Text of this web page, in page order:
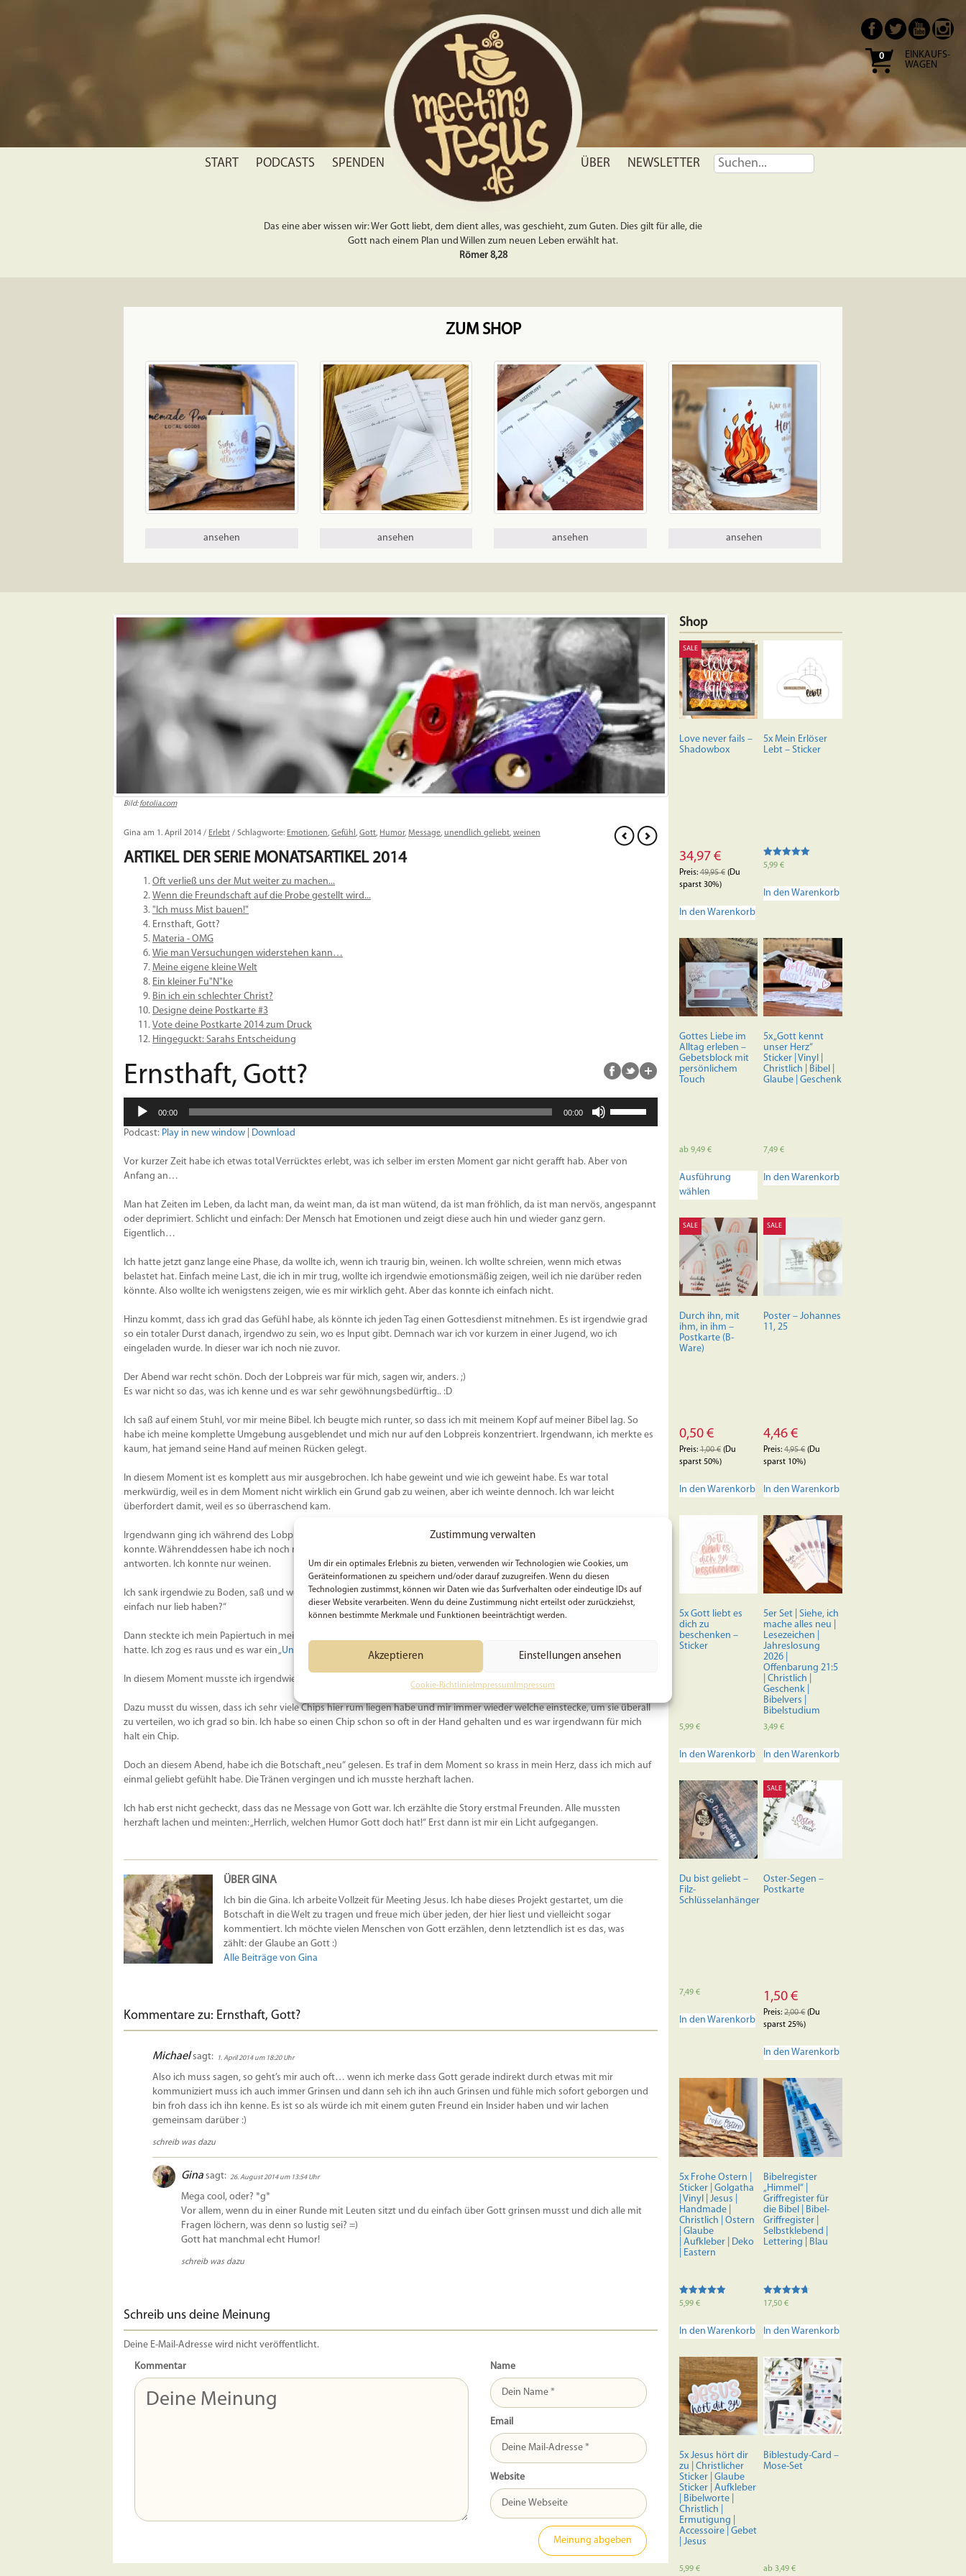
Zustimmung verwalten
Um dir ein optimales Erlebnis zu bieten, verwenden wir Technologien wie Cookies, um
Geräteinformationen zu speichern und/oder darauf zuzugreifen. Wenn du diesen
Technologien zustimmst, können wir Daten wie das Surfverhalten oder eindeutige IDs auf
dieser Website verarbeiten. Wenn du deine Zustimmung nicht erteilst oder zurückziehst,
können bestimmte Merkmale und Funktionen beeinträchtigt werden.
Akzeptieren Einstellungen ansehen
Cookie-Richtlinie Impressum Impressum
0
EINKAUFS-
WAGEN
START PODCASTS SPENDEN ÜBER NEWSLETTER
Das eine aber wissen wir: Wer Gott liebt, dem dient alles, was geschieht, zum Guten. Dies gilt für alle, die
Gott nach einem Plan und Willen zum neuen Leben erwählt hat.
Römer 8,28
ZUM SHOP
ansehen ansehen ansehen ansehen
Bild:fotolia.com
Gina am 1. April 2014 / Erlebt / Schlagworte: Emotionen, Gefühl, Gott, Humor, Message, unendlich geliebt, weinen
ARTIKEL DER SERIE MONATSARTIKEL 2014
Oft verließ uns der Mut weiter zu machen...
Wenn die Freundschaft auf die Probe gestellt wird...
"Ich muss Mist bauen!"
Ernsthaft, Gott?
Materia - OMG
Wie man Versuchungen widerstehen kann…
Meine eigene kleine Welt
Ein kleiner Fu"N"ke
Bin ich ein schlechter Christ?
Designe deine Postkarte #3
Vote deine Postkarte 2014 zum Druck
Hingeguckt: Sarahs Entscheidung
Ernsthaft, Gott?
Audio-
Player
00:00 00:00
Hoch/Runter
die
regeln.
Podcast: Play in new window Download
Vor kurzer Zeit habe ich etwas total Verrücktes erlebt, was ich selber im ersten Moment gar nicht gerafft hab. Aber von
Anfang an…
Man hat Zeiten im Leben, da lacht man, da weint man, da ist man wütend, da ist man fröhlich, da ist man nervös, angespannt
oder deprimiert. Schlicht und einfach: Der Mensch hat Emotionen und zeigt diese auch hin und wieder ganz gern.
Eigentlich…
Ich hatte jetzt ganz lange eine Phase, da wollte ich, wenn ich traurig bin, weinen. Ich wollte schreien, wenn mich etwas
belastet hat. Einfach meine Last, die ich in mir trug, wollte ich irgendwie emotionsmäßig zeigen, weil ich nie darüber reden
könnte. Also wollte ich wenigstens zeigen, wie es mir wirklich geht. Aber das konnte ich einfach nicht.
Hinzu kommt, dass ich grad das Gefühl habe, als könnte ich jeden Tag einen Gottesdienst mitnehmen. Es ist irgendwie grad
so ein totaler Durst danach, irgendwo zu sein, wo es Input gibt. Demnach war ich vor kurzem in einer Jugend, wo ich
eingeladen wurde. In dieser war ich noch nie zuvor.
Der Abend war recht schön. Doch der Lobpreis war für mich, sagen wir, anders. ;)
Es war nicht so das, was ich kenne und es war sehr gewöhnungsbedürftig.. :D
Ich saß auf einem Stuhl, vor mir meine Bibel. Ich beugte mich runter, so dass ich mit meinem Kopf auf meiner Bibel lag. So
habe ich meine komplette Umgebung ausgeblendet und mich nur auf den Lobpreis konzentriert. Irgendwann, ich merkte es
kaum, hat jemand seine Hand auf meinen Rücken gelegt.
In diesem Moment ist es komplett aus mir ausgebrochen. Ich habe geweint und wie ich geweint habe. Es war total
merkwürdig, weil es in dem Moment nicht wirklich ein Grund gab zu weinen, aber ich weinte dennoch. Ich war leicht
überfordert damit, weil es so überraschend kam.
Irgendwann ging ich während des Lobpreises raus, um mir Papiertücher zu holen, damit ich meine Tränen weg wischen
konnte. Währenddessen habe ich noch mehr geweint. Viele fragten, was denn mit mir los sei, aber ich konnte nicht
antworten. Ich konnte nur weinen.
Ich sank irgendwie zu Boden, saß und weinte und dachte innerlich: „Kann mich nicht jemand umarmen und lieb haben,
einfach nur lieb haben?“
Dann steckte ich mein Papiertuch in meine Jackentasche. Während ich das tat, bemerkte ich, dass ich noch was in der Tasche
hatte. Ich zog es raus und es war ein „Unendlich geliebt-Chip„.
In diesem Moment musste ich irgendwie lachen und dachte: „Ernsthaft, Gott?“
Dazu musst du wissen, dass ich sehr viele Chips hier rum liegen habe und mir immer wieder welche einstecke, um sie überall
zu verteilen, wo ich grad so bin. Ich habe so einen Chip schon so oft in der Hand gehalten und es war irgendwann für mich
halt ein Chip.
Doch an diesem Abend, habe ich die Botschaft „neu“ gelesen. Es traf in dem Moment so krass in mein Herz, dass ich mich auf
einmal geliebt gefühlt habe. Die Tränen vergingen und ich musste herzhaft lachen.
Ich hab erst nicht gecheckt, dass das ne Message von Gott war. Ich erzählte die Story erstmal Freunden. Alle mussten
herzhaft lachen und meinten: „Herrlich, welchen Humor Gott doch hat!“ Erst dann ist mir ein Licht aufgegangen.
ÜBER GINA
Ich bin die Gina. Ich arbeite Vollzeit für Meeting Jesus. Ich habe dieses Projekt gestartet, um die
Botschaft in die Welt zu tragen und freue mich über jeden, der hier liest und vielleicht sogar
kommentiert. Ich möchte vielen Menschen von Gott erzählen, denn letztendlich ist es das, was
zählt: der Glaube an Gott :)
Alle Beiträge von Gina
Kommentare zu: Ernsthaft, Gott?
Michael sagt: 1. April 2014 um 18:20 Uhr
Also ich muss sagen, so geht’s mir auch oft… wenn ich merke dass Gott gerade indirekt durch etwas mit mir
kommuniziert muss ich auch immer Grinsen und dann seh ich ihn auch Grinsen und fühle mich sofort geborgen und
bin froh dass ich ihn kenne. Es ist so als würde ich mit einem guten Freund ein Insider haben und wir lachen
gemeinsam darüber :)
schreib was dazu
Gina sagt: 26. August 2014 um 13:54 Uhr
Mega cool, oder? *g*
Vor allem, wenn du in einer Runde mit Leuten sitzt und du einfach über Gott grinsen musst und dich alle mit
Fragen löchern, was denn so lustig sei? =)
Gott hat manchmal echt Humor!
schreib was dazu
Schreib uns deine Meinung
Deine E-Mail-Adresse wird nicht veröffentlicht.
Kommentar
Name
Email
Website
Shop
SALE
Love never fails –
Shadowbox
34,97 €
Preis:49,95€(Du
sparst 30%)
In den Warenkorb
5x Mein Erlöser
Lebt – Sticker
Bewertet mit
5,99€
In den Warenkorb
Gottes Liebe im
Alltag erleben –
Gebetsblock mit
persönlichem
Touch
ab 9,49 €
Ausführung
wählen
Produkt
Varianten
Optionen
können
auf
der
Produktseite
5x „Gott kennt
unser Herz“
Sticker | Vinyl |
Christlich | Bibel |
Glaube | Geschenk
7,49€
In den Warenkorb
SALE
Durch ihn, mit
ihm, in ihm –
Postkarte (B-
Ware)
0,50 €
Preis:1,00€(Du
sparst 50%)
In den Warenkorb
SALE
Poster – Johannes
11, 25
4,46€
Preis:4,95€(Du
sparst 10%)
In den Warenkorb
5x Gott liebt es
dich zu
beschenken –
Sticker
5,99 €
In den Warenkorb
5er Set | Siehe, ich
mache alles neu |
Lesezeichen |
Jahreslosung
2026 |
Offenbarung 21:5
| Christlich |
Geschenk |
Bibelvers |
Bibelstudium
3,49€
In den Warenkorb
Du bist geliebt –
Filz-
Schlüsselanhänger
7,49 €
In den Warenkorb
SALE
Oster-Segen –
Postkarte
1,50€
Preis:2,00€(Du
sparst 25%)
In den Warenkorb
5x Frohe Ostern |
Sticker | Golgatha
| Vinyl | Jesus |
Handmade |
Christlich | Ostern
| Glaube
| Aufkleber | Deko
| Eastern
Bewertet mit
5,99 €
In den Warenkorb
Bibelregister
„Himmel“ |
Griffregister für
die Bibel | Bibel-
Griffregister |
Selbstklebend |
Lettering | Blau
Bewertet
von 5
17,50€
In den Warenkorb
5x Jesus hört dir
zu | Christlicher
Sticker | Glaube
Sticker | Aufkleber
| Bibelworte |
Christlich |
Ermutigung |
Accessoire | Gebet
| Jesus
5,99 €
Biblestudy-Card –
Mose-Set
ab3,49€